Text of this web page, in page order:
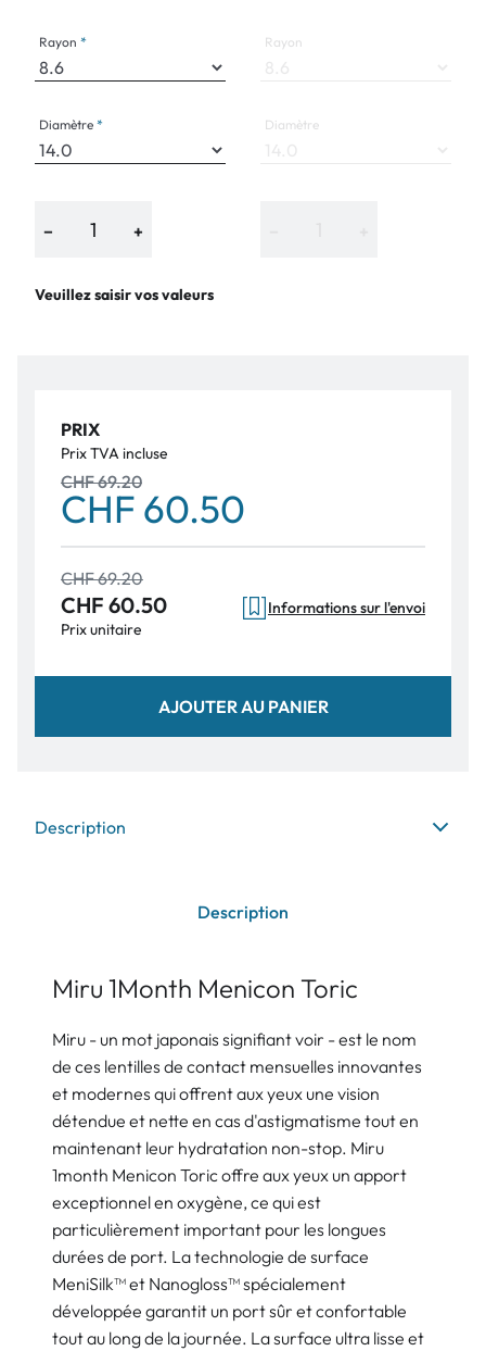
Rayon
Diamètre
− +
Veuillez saisir vos valeurs
Rayon
Diamètre
PRIX
Prix TVA incluse
CHF 69.20
CHF 60.50
CHF 69.20
CHF 60.50
Prix unitaire
Informations sur l'envoi
AJOUTER AU PANIER
Description
Description
Miru 1Month Menicon Toric
Miru - un mot japonais signifiant voir - est le nom
de ces lentilles de contact mensuelles innovantes
et modernes qui offrent aux yeux une vision
détendue et nette en cas d'astigmatisme tout en
maintenant leur hydratation non-stop. Miru
1month Menicon Toric offre aux yeux un apport
exceptionnel en oxygène, ce qui est
particulièrement important pour les longues
durées de port. La technologie de surface
MeniSilk™ et Nanogloss™ spécialement
développée garantit un port sûr et confortable
tout au long de la journée. La surface ultra lisse et